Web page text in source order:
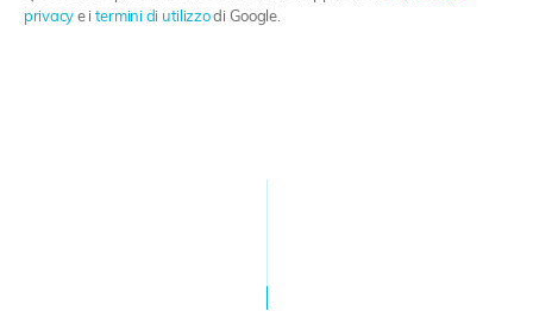
privacye itermini di utilizzodi Google.